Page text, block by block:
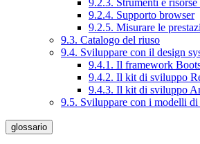
9.2.3. Strumenti e
9.2.4. Supporto browser
9.2.5. Misurare le
9.3. Catalogo del riuso
9.4. Sviluppare con il design
9.4.1. Il framework
9.4.2. Il kit di sviluppo
9.4.3. Il kit di sviluppo
9.5. Sviluppare con i modelli di
glossario